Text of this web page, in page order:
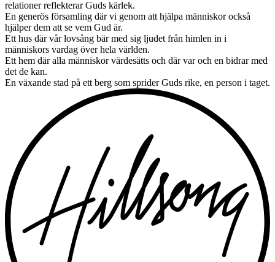
relationer reflekterar Guds kärlek.
En generös församling där vi genom att hjälpa människor också
hjälper dem att se vem Gud är.
Ett hus där vår lovsång bär med sig ljudet från himlen in i
människors vardag över hela världen.
Ett hem där alla människor värdesätts och där var och en bidrar med
det de kan.
En växande stad på ett berg som sprider Guds rike, en person i taget.